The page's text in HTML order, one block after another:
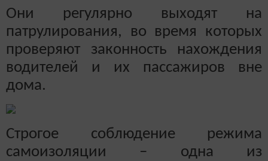
Они регулярно выходят на
патрулирования, во время которых
проверяют законность нахождения
водителей и их пассажиров вне
дома.
Строгое соблюдение режима
самоизоляции – одна из